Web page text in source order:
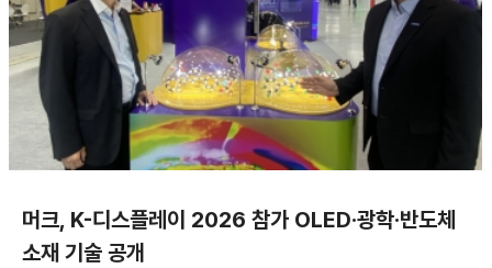
머크, K-디스플레이 2026 참가 OLED·광학·반도체
소재 기술 공개